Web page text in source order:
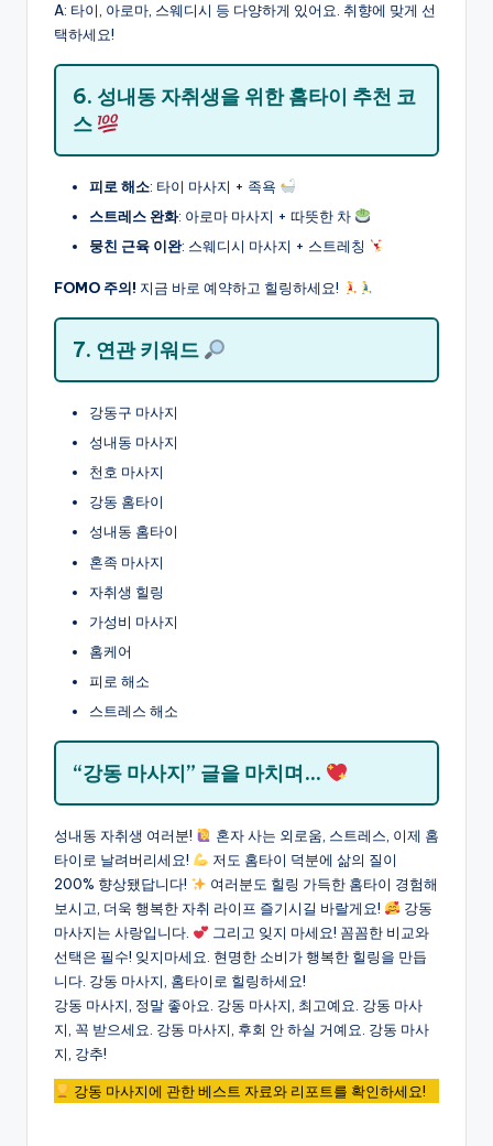
A: 타이, 아로마, 스웨디시 등 다양하게 있어요. 취향에 맞게 선
택하세요!
6. 성내동 자취생을 위한 홈타이 추천 코
스
피로 해소: 타이 마사지 + 족욕
스트레스 완화: 아로마 마사지 + 따뜻한 차
뭉친 근육 이완: 스웨디시 마사지 + 스트레칭
FOMO 주의! 지금 바로 예약하고 힐링하세요!
7. 연관 키워드
강동구 마사지
성내동 마사지
천호 마사지
강동 홈타이
성내동 홈타이
혼족 마사지
자취생 힐링
가성비 마사지
홈케어
피로 해소
스트레스 해소
“강동 마사지” 글을 마치며…
성내동 자취생 여러분!
혼자 사는 외로움, 스트레스, 이제 홈
타이로 날려버리세요!
저도 홈타이 덕분에 삶의 질이
200% 향상됐답니다!
여러분도 힐링 가득한 홈타이 경험해
보시고, 더욱 행복한 자취 라이프 즐기시길 바랄게요!
강동
마사지는 사랑입니다.
그리고 잊지 마세요! 꼼꼼한 비교와
선택은 필수! 잊지마세요. 현명한 소비가 행복한 힐링을 만듭
니다. 강동 마사지, 홈타이로 힐링하세요!
강동 마사지, 정말 좋아요. 강동 마사지, 최고예요. 강동 마사
지, 꼭 받으세요. 강동 마사지, 후회 안 하실 거예요. 강동 마사
지, 강추!
강동 마사지에 관한 베스트 자료와 리포트를 확인하세요!